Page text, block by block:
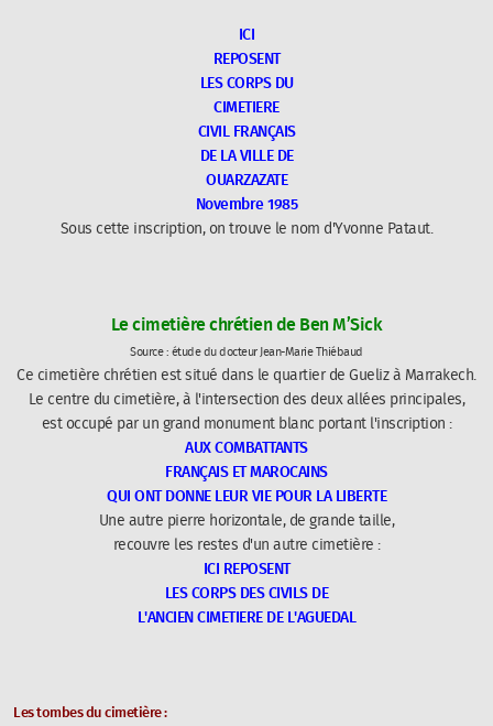
ICI
REPOSENT
LES CORPS DU
CIMETIERE
CIVIL FRANÇAIS
DE LA VILLE DE
OUARZAZATE
Novembre 1985
Sous cette inscription, on trouve le nom d'Yvonne Pataut.
Le cimetière chrétien de Ben M’Sick
Source : étude du docteur Jean-Marie Thiébaud
Ce cimetière chrétien est situé dans le quartier de Gueliz à Marrakech.
Le centre du cimetière, à l'intersection des deux allées principales,
est occupé par un grand monument blanc portant l'inscription :
AUX COMBATTANTS
FRANÇAIS ET MAROCAINS
QUI ONT DONNE LEUR VIE POUR LA LIBERTE
Une autre pierre horizontale, de grande taille,
recouvre les restes d'un autre cimetière :
ICI REPOSENT
LES CORPS DES CIVILS DE
L'ANCIEN CIMETIERE DE L'AGUEDAL
Les tombes du cimetière :